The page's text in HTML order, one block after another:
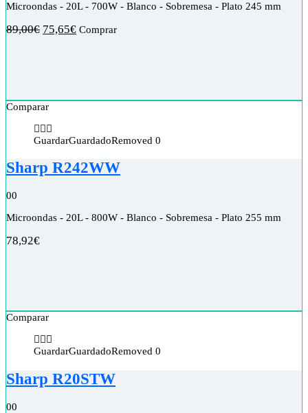
Microondas - 20L - 700W - Blanco - Sobremesa - Plato 245 mm
89,00€ 75,65€ Comprar
Comparar
GuardarGuardadoRemoved 0
Sharp R242WW
00
Microondas - 20L - 800W - Blanco - Sobremesa - Plato 255 mm
78,92€
Comparar
GuardarGuardadoRemoved 0
Sharp R20STW
00